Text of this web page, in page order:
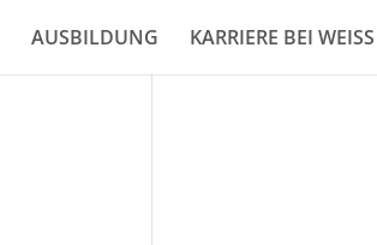
AUSBILDUNG KARRIERE BEI WEISS